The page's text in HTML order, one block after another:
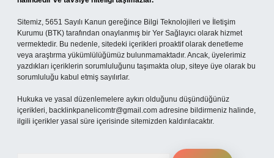
Sitemiz, 5651 Sayılı Kanun gereğince Bilgi Teknolojileri ve İletişim
Kurumu (BTK) tarafından onaylanmış bir Yer Sağlayıcı olarak hizmet
vermektedir. Bu nedenle, sitedeki içerikleri proaktif olarak denetleme
veya araştırma yükümlülüğümüz bulunmamaktadır. Ancak, üyelerimiz
yazdıkları içeriklerin sorumluluğunu taşımakta olup, siteye üye olarak bu
sorumluluğu kabul etmiş sayılırlar.
Hukuka ve yasal düzenlemelere aykırı olduğunu düşündüğünüz
içerikleri, backlinkpanelicomtr@gmail.com adresine bildirmeniz halinde,
ilgili içerikler yasal süre içerisinde sitemizden kaldırılacaktır.